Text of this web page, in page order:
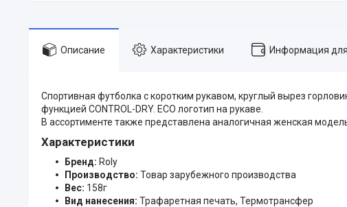
Описание Характеристики Информация для
Спортивная футболка с коротким рукавом, круглый вырез
функцией CONTROL-DRY. ECO логотип на рукаве.
В ассортименте также представлена аналогичная женская
Характеристики
Бренд: Roly
Производство: Товар зарубежного производства
Вес: 158г
Вид нанесения: Трафаретная печать, Термотрансфер